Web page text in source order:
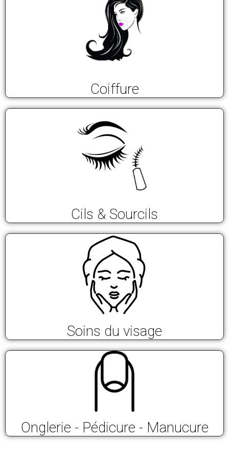
Coiffure
Cils & Sourcils
Soins du visage
Onglerie - Pédicure - Manucure